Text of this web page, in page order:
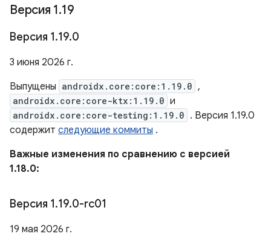
Версия 1.19
Версия 1.19.0
3 июня 2026 г.
Выпущены androidx.core:core:1.19.0 ,
androidx.core:core-ktx:1.19.0 и
androidx.core:core-testing:1.19.0 . Версия 1.19.0
содержит следующие коммиты .
Важные изменения по сравнению с версией
1.18.0:
Версия 1.19.0-rc01
19 мая 2026 г.